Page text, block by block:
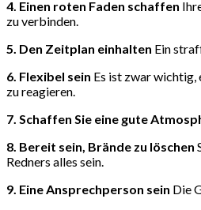
4. Einen roten Faden schaffen
zu verbinden.
5. Den Zeitplan einhalten Ein
6. Flexibel sein Es ist zwar wichtig,
zu reagieren.
7. Schaffen Sie eine gute
8. Bereit sein, Brände zu löschen
Redners alles sein.
9. Eine Ansprechperson sein Die